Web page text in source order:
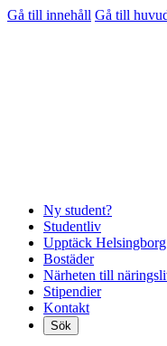
Gå till innehåll Gå till
Ny student?
Studentliv
Upptäck Helsingborg
Bostäder
Närheten till
Stipendier
Kontakt
Sök